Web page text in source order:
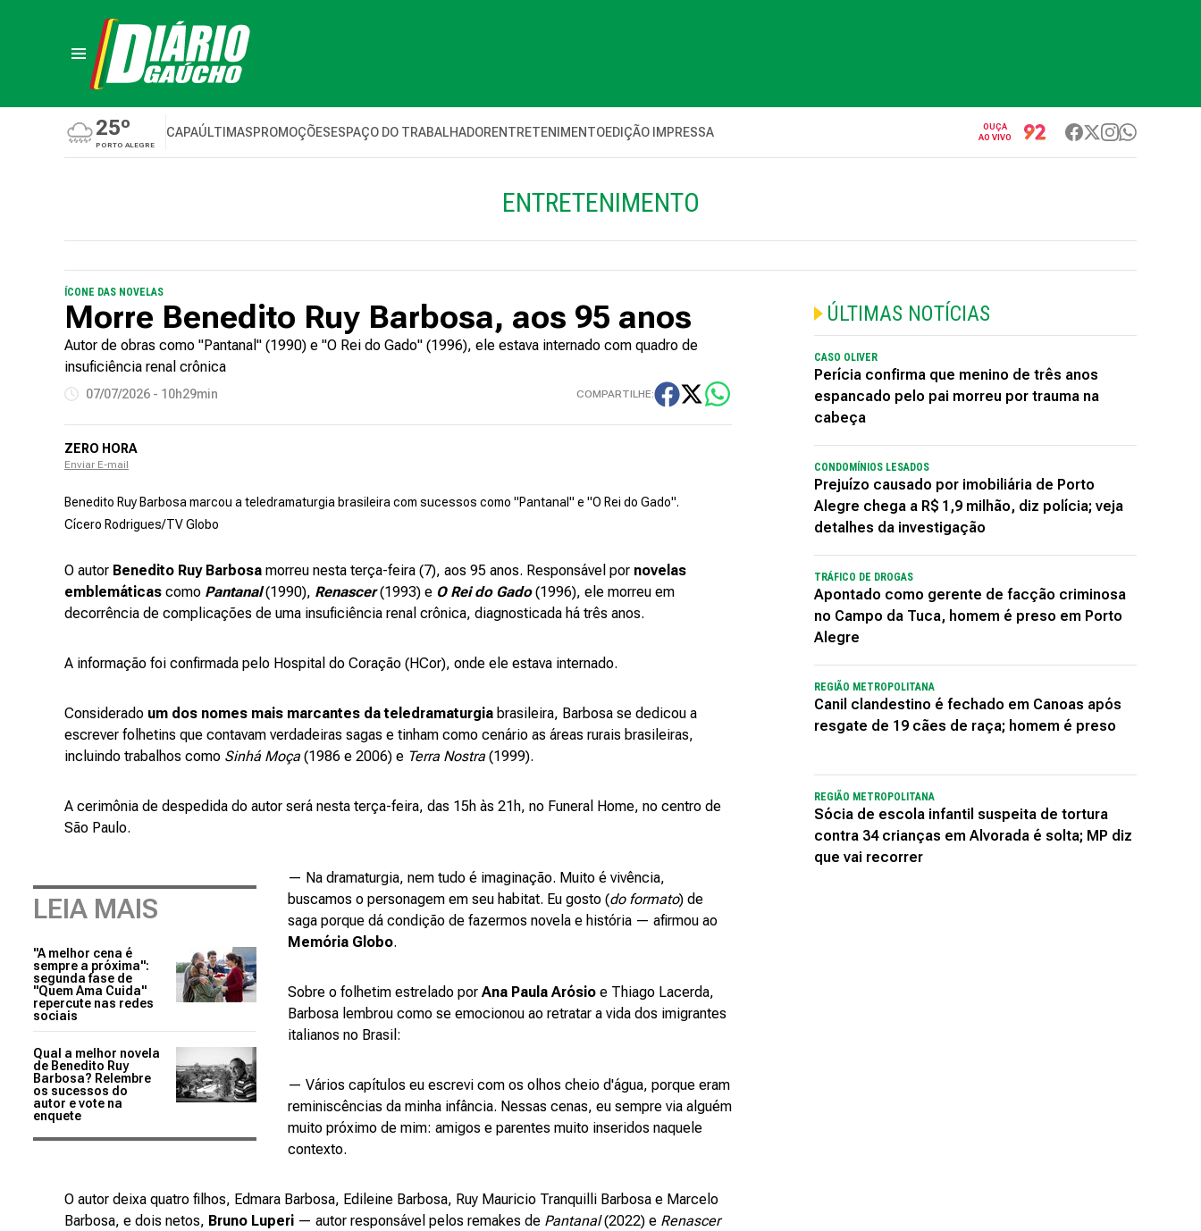
25º
PORTO ALEGRE
CAPAÚLTIMASPROMOÇÕESESPAÇO DO TRABALHADORENTRETENIMENTOEDIÇÃO IMPRESSA
OUÇA
AO VIVO
ENTRETENIMENTO
ÍCONE DAS NOVELAS
Morre Benedito Ruy Barbosa, aos 95 anos
Autor de obras como "Pantanal" (1990) e "O Rei do Gado" (1996), ele estava internado com quadro de
insuficiência renal crônica
07/07/2026 - 10h29min COMPARTILHE:
ZERO HORA
Enviar E-mail
Benedito Ruy Barbosa marcou a teledramaturgia brasileira com sucessos como "Pantanal" e "O Rei do Gado".
Cícero Rodrigues/TV Globo
O autor Benedito Ruy Barbosa morreu nesta terça-feira (7), aos 95 anos. Responsável por novelas
emblemáticas como Pantanal (1990), Renascer (1993) e O Rei do Gado(1996), ele morreu em
decorrência de complicações de uma insuficiência renal crônica, diagnosticada há três anos.
A informação foi confirmada pelo Hospital do Coração (HCor), onde ele estava internado.
Considerado um dos nomes mais marcantes da teledramaturgia brasileira, Barbosa se dedicou a
escrever folhetins que contavam verdadeiras sagas e tinham como cenário as áreas rurais brasileiras,
incluindo trabalhos como Sinhá Moça (1986 e 2006) e Terra Nostra (1999).
A cerimônia de despedida do autor será nesta terça-feira, das 15h às 21h, no Funeral Home, no centro de
São Paulo.
LEIA MAIS
"A melhor cena é
sempre a próxima":
segunda fase de
"Quem Ama Cuida"
repercute nas redes
sociais
Qual a melhor novela
de Benedito Ruy
Barbosa? Relembre
os sucessos do
autor e vote na
enquete
— Na dramaturgia, nem tudo é imaginação. Muito é vivência,
buscamos o personagem em seu habitat. Eu gosto (do formato) de
saga porque dá condição de fazermos novela e história — afirmou ao
Memória Globo.
Sobre o folhetim estrelado por Ana Paula Arósio e Thiago Lacerda,
Barbosa lembrou como se emocionou ao retratar a vida dos imigrantes
italianos no Brasil:
— Vários capítulos eu escrevi com os olhos cheio d'água, porque eram
reminiscências da minha infância. Nessas cenas, eu sempre via alguém
muito próximo de mim: amigos e parentes muito inseridos naquele
contexto.
O autor deixa quatro filhos, Edmara Barbosa, Edileine Barbosa, Ruy Mauricio Tranquilli Barbosa e Marcelo
Barbosa, e dois netos, Bruno Luperi — autor responsável pelos remakes de Pantanal(2022) e Renascer
ÚLTIMAS NOTÍCIAS
CASO OLIVER
Perícia confirma que menino de três anos
espancado pelo pai morreu por trauma na
cabeça
CONDOMÍNIOS LESADOS
Prejuízo causado por imobiliária de Porto
Alegre chega a R$ 1,9 milhão, diz polícia; veja
detalhes da investigação
TRÁFICO DE DROGAS
Apontado como gerente de facção criminosa
no Campo da Tuca, homem é preso em Porto
Alegre
REGIÃO METROPOLITANA
Canil clandestino é fechado em Canoas após
resgate de 19 cães de raça; homem é preso
REGIÃO METROPOLITANA
Sócia de escola infantil suspeita de tortura
contra 34 crianças em Alvorada é solta; MP diz
que vai recorrer